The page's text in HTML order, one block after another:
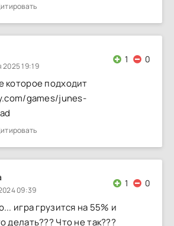
2025 19:19
1 0
которое подходит
games/junes-
09:39
1 0
игра грузится на 55% и
делать??? Что не так???